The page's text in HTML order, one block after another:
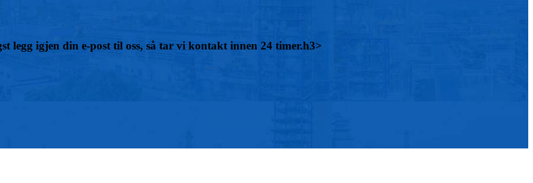
legg igjen din e-post til oss, så tar vi kontakt innen 24 timer.h3>